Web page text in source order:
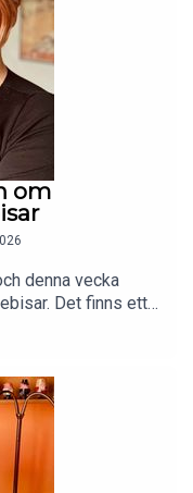
om
denna vecka
Det finns ett
dig som donerar
på Patreon:
Ny
Anton
standupgig i bl.a.
finns nu på